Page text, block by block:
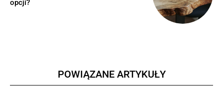
opcji?
POWIĄZANE ARTYKUŁY